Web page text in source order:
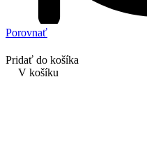
Porovnať
Pridať do košíka
V košíku